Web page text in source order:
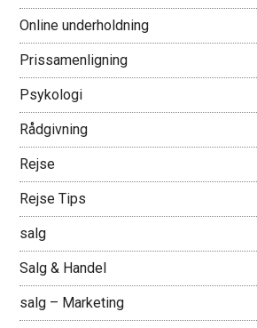
Online underholdning
Prissamenligning
Psykologi
Rådgivning
Rejse
Rejse Tips
salg
Salg & Handel
salg – Marketing